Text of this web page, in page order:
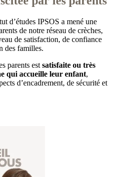
d’études IPSOS a mené une
de notre réseau de crèches,
de satisfaction, de confiance
des familles.
parents est satisfaite ou très
qui accueille leur enfant,
d’encadrement, de sécurité et